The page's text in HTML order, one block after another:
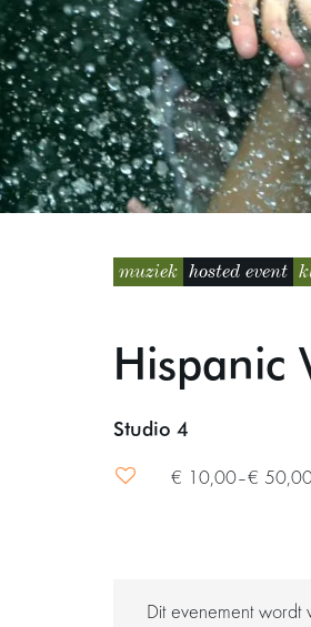
muziek hosted event
Hispanic
Studio 4
€ 10,00–€
Dit evenement wordt